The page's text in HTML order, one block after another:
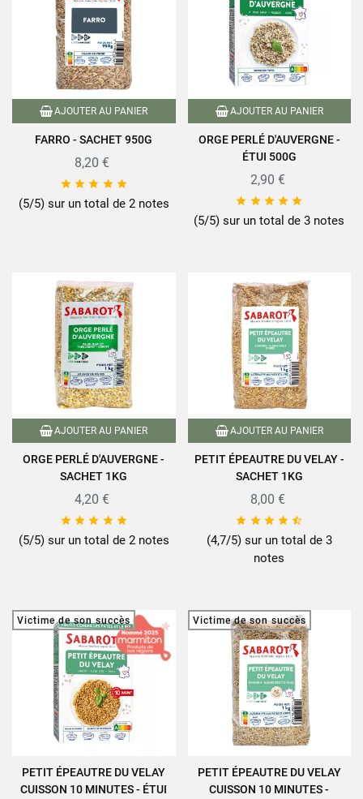
AJOUTER AU PANIER
FARRO - SACHET 950G
8,20 €
    
(5/5) sur un total de 2 notes
AJOUTER AU PANIER
ORGE PERLÉ D'AUVERGNE -
ÉTUI 500G
2,90 €
    
(5/5) sur un total de 3 notes
AJOUTER AU PANIER
ORGE PERLÉ D'AUVERGNE -
SACHET 1KG
4,20 €
    
(5/5) sur un total de 2 notes
AJOUTER AU PANIER
PETIT ÉPEAUTRE DU VELAY -
SACHET 1KG
8,00 €
    
(4,7/5) sur un total de 3
notes
Victime de son succès
PETIT ÉPEAUTRE DU VELAY
CUISSON 10 MINUTES - ÉTUI
Victime de son succès
PETIT ÉPEAUTRE DU VELAY
CUISSON 10 MINUTES -